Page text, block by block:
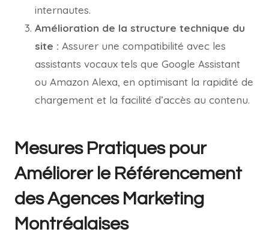
internautes.
Amélioration de la structure technique du
site : Assurer une compatibilité avec les
assistants vocaux tels que Google Assistant
ou Amazon Alexa, en optimisant la rapidité de
chargement et la facilité d’accès au contenu.
Mesures Pratiques pour
Améliorer le Référencement
des Agences Marketing
Montréalaises